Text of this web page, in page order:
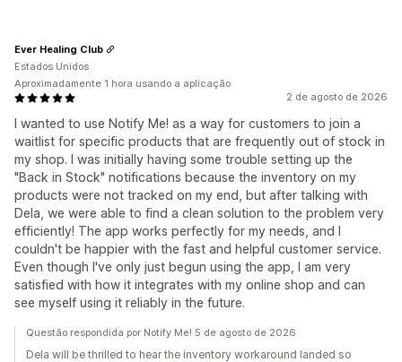
2 de agosto de 2026
I wanted to use Notify Me! as a way for customers to join a
waitlist for specific products that are frequently out of stock in
my shop. I was initially having some trouble setting up the
"Back in Stock" notifications because the inventory on my
products were not tracked on my end, but after talking with
Dela, we were able to find a clean solution to the problem very
efficiently! The app works perfectly for my needs, and I
couldn't be happier with the fast and helpful customer service.
Even though I've only just begun using the app, I am very
satisfied with how it integrates with my online shop and can
see myself using it reliably in the future.
Ever Healing Club
Estados Unidos
Aproximadamente 1 hora usando a aplicação
Questão respondida por Notify Me! 5 de agosto de 2026
Dela will be thrilled to hear the inventory workaround landed so